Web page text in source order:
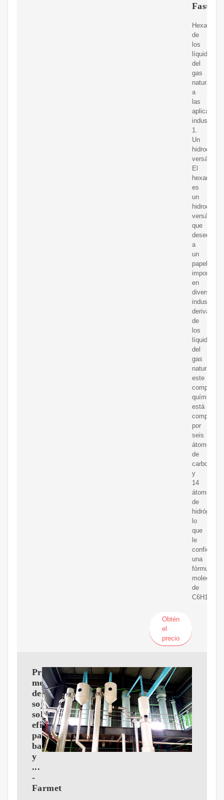
Hexano:
de
los
líquidos
del
gas
natural
a
las
1.
Un
versátil
El
hexano
es
un
versátil
que
desempe?
a
un
papel
importante
en
diversas
industrias.
derivado
de
los
líquidos
del
gas
natural,
este
compuesto
químico
está
compuesto
por
seis
átomos
de
carbono
y
14
átomos
de
hidrógeno,
lo
que
le
confiere
una
fórmula
molecular
de
C6H14.
Obtén
el
precio
Procesamiento
mecánico
de
soja:
solución
eficaz
para
bajas
y
...
-
Farmet